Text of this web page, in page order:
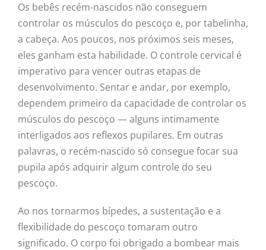
Os bebês recém-nascidos não conseguem
controlar os músculos do pescoço e, por tabelinha,
a cabeça. Aos poucos, nos próximos seis meses,
eles ganham esta habilidade. O controle cervical é
imperativo para vencer outras etapas de
desenvolvimento. Sentar e andar, por exemplo,
dependem primeiro da capacidade de controlar os
músculos do pescoço — alguns intimamente
interligados aos reflexos pupilares. Em outras
palavras, o recém-nascido só consegue focar sua
pupila após adquirir algum controle do seu
pescoço.
Ao nos tornarmos bípedes, a sustentação e a
flexibilidade do pescoço tomaram outro
significado. O corpo foi obrigado a bombear mais